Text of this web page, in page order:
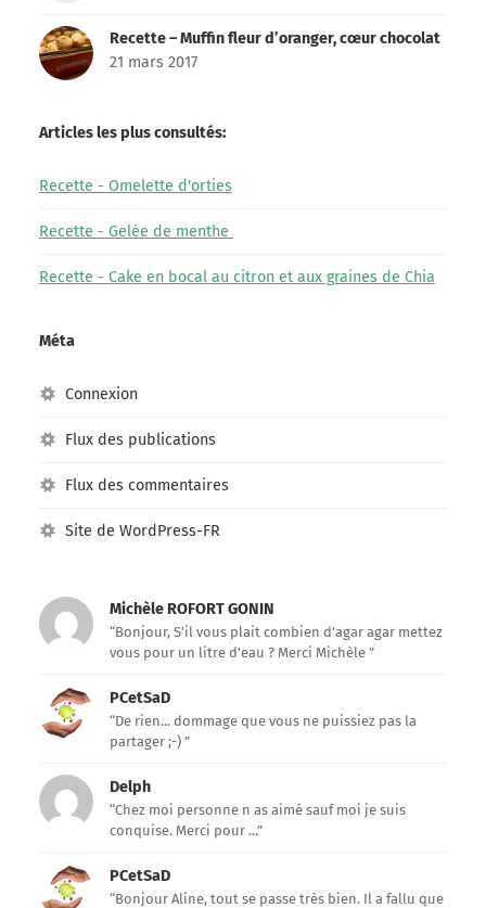
Recette – Muffin fleur d’oranger, cœur chocolat
21 mars 2017
Articles les plus consultés:
Recette - Omelette d'orties
Recette - Gelée de menthe
Recette - Cake en bocal au citron et aux graines de Chia
Méta
Connexion
Flux des publications
Flux des commentaires
Site de WordPress-FR
Michèle ROFORT GONIN
“Bonjour, S'il vous plait combien d'agar agar mettez
vous pour un litre d'eau ? Merci Michèle ”
PCetSaD
“De rien... dommage que vous ne puissiez pas la
partager ;-) ”
Delph
“Chez moi personne n as aimé sauf moi je suis
conquise. Merci pour ...”
PCetSaD
“Bonjour Aline, tout se passe très bien. Il a fallu que